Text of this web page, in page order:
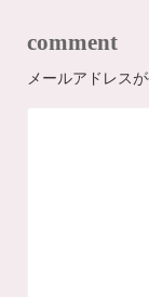
comment
メールアドレス